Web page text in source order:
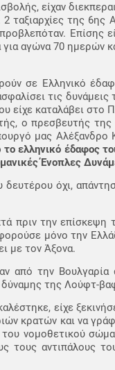
είχαν
ταξιαρχίες της
Επίσης
αγώνα 70 ημερών
σε Ελληνικό
τις
είχε καταλάβει
ο πρεσβευτής
μας
ελληνικό έδαφος
Ένοπλες
όχι,
πριν την
μόνο την
με τον Άξονα.
από την
της Λούφτ-
είχε
κρατών και να
νομοθετικού
τους αντιπάλους